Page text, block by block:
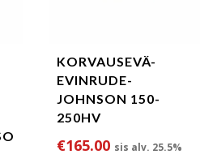
KORVAUSEVÄ-
EVINRUDE-
JOHNSON 150-
250HV
€165.00 sis alv. 25.5%